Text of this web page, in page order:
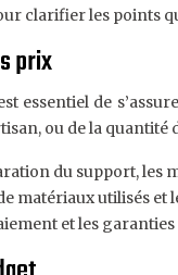
clarifier les points
prix
essentiel de
ou de la quantité
du support, les
matériaux utilisés et
et les